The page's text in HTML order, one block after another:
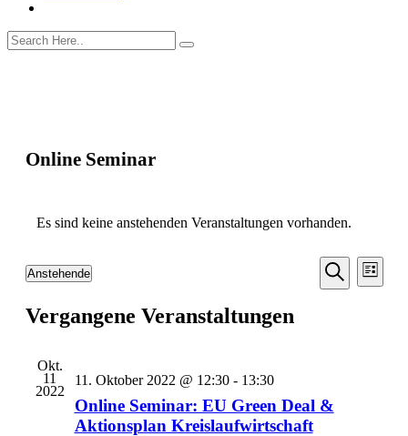
Online Seminar
Es sind keine anstehenden Veranstaltungen vorhanden.
Suche
Suche
Liste
Anstehende
wählen.
Vergangene Veranstaltungen
Okt.
11
2022
11. Oktober 2022 @ 12:30- 13:30
Online Seminar: EU Green Deal &
Aktionsplan Kreislaufwirtschaft